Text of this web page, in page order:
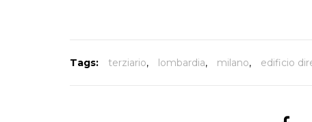
Tags: terziario, lombardia, milano, edificio